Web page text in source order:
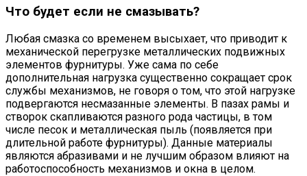
Что будет если не смазывать?
Любая смазка со временем высыхает, что приводит к
механической перегрузке металлических подвижных
элементов фурнитуры. Уже сама по себе
дополнительная нагрузка существенно сокращает срок
службы механизмов, не говоря о том, что этой нагрузке
подвергаются несмазанные элементы. В пазах рамы и
створок скапливаются разного рода частицы, в том
числе песок и металлическая пыль (появляется при
длительной работе фурнитуры). Данные материалы
являются абразивами и не лучшим образом влияют на
работоспособность механизмов и окна в целом.